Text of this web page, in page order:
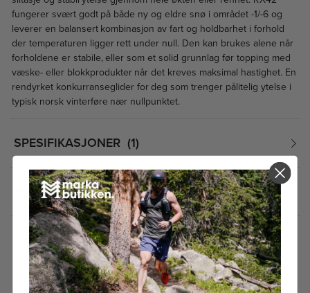
fungerer svært godt på både ny og eldre snø i området -1/-6 og
leverer en balansert kombinasjon av fart og holdbarhet i forhold
der temperaturen ligger rett under null. Den kan brukes alene når
forholdene er stabile, eller som et solid grunnlag før topping med
væske- eller blokkprodukter når det kreves maksimal hastighet. En
rendyrket konkurranseglider for deg som trenger pålitelig ytelse i
typisk norsk vinterføre nær nullpunktet.
SPESIFIKASJONER 1
PRISHISTORIKK
FÅR VI FORESLÅ
ANDRE KJØPTE DETTE